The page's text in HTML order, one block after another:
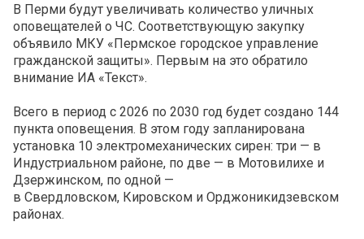
В Перми будут увеличивать количество уличных
оповещателей о ЧС. Соответствующую закупку
объявило МКУ «Пермское городское управление
гражданской защиты». Первым на это обратило
внимание ИА «Текст».
Всего в период с 2026 по 2030 год будет создано 144
пунктa оповещения. В этом году запланирована
установка 10 электромеханических сирен: три — в
Индустриальном районе, по две — в Мотовилихе и
Дзержинском, по одной —
в Свердловском, Кировском и Орджоникидзевском
районах.